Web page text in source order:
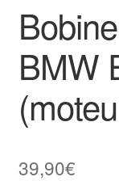
BMW
39,90€